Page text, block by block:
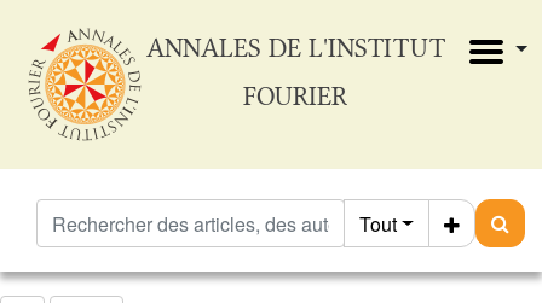
ANNALES DE L'INSTITUT
FOURIER
Tout